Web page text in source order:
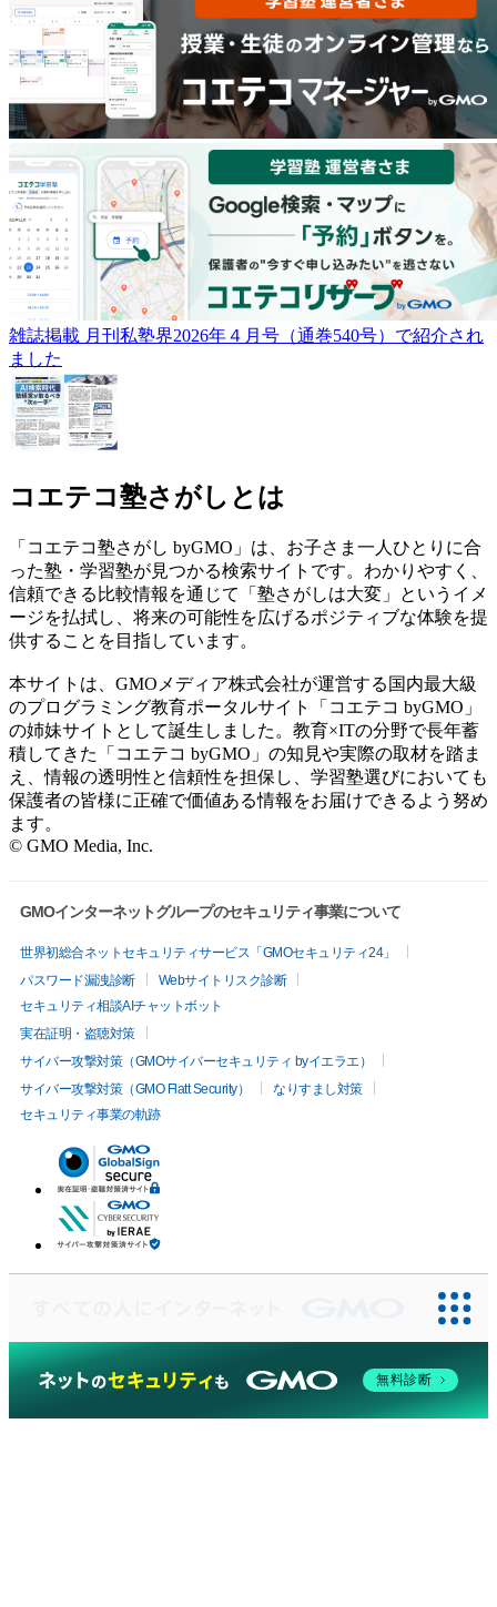
雑誌掲載 月刊私塾界2026年４月号（通巻540号）で紹介され
ました
コエテコ塾さがしとは
「コエテコ塾さがし byGMO」は、お子さま一人ひとりに合
った塾・学習塾が見つかる検索サイトです。わかりやすく、
信頼できる比較情報を通じて「塾さがしは大変」というイメ
ージを払拭し、将来の可能性を広げるポジティブな体験を提
供することを目指しています。
本サイトは、GMOメディア株式会社が運営する国内最大級
のプログラミング教育ポータルサイト「コエテコ byGMO」
の姉妹サイトとして誕生しました。教育×ITの分野で長年蓄
積してきた「コエテコ byGMO」の知見や実際の取材を踏ま
え、情報の透明性と信頼性を担保し、学習塾選びにおいても
保護者の皆様に正確で価値ある情報をお届けできるよう努め
ます。
© GMO Media, Inc.
GMOインターネットグループのセキュリティ事業について
世界初総合ネットセキュリティサービス「GMOセキュリティ24」
パスワード漏洩診断
Webサイトリスク診断
セキュリティ相談AIチャットボット
実在証明・盗聴対策
サイバー攻撃対策（GMOサイバーセキュリティ byイエラエ）
サイバー攻撃対策（GMO Flatt Security）
なりすまし対策
セキュリティ事業の軌跡
無料診断